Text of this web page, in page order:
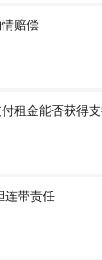
赔偿
租金能否获得
连带责任